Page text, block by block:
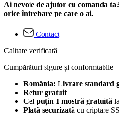
Ai nevoie de ajutor cu comanda
orice întrebare pe care o ai.
Contact
Calitate verificată
Cumpărături sigure și conformtabile
România: Livrare standard
Retur gratuit
Cel puțin 1 mostră gratuită
Plată securizată cu criptare